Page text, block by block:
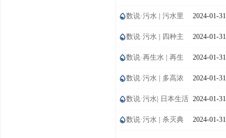
水处理厂排放了多少温室气体？
2024-01-31
数说·污水 | 污水里
的新冠病毒有多少？ 2024-01-31
数说·污水 | 四种主
要污水处理工艺的耗电量2024-01-31
数说·再生水 | 再生
水中氯离子浓度有多高？2024-01-31
数说·污水 | 多高浓
度的自由氯可以有效灭活新冠病
毒？
2024-01-31
数说·污水| 日本生活
用水量和污水处理量有多大？
2024-01-31
数说·污水 | 杀灭典